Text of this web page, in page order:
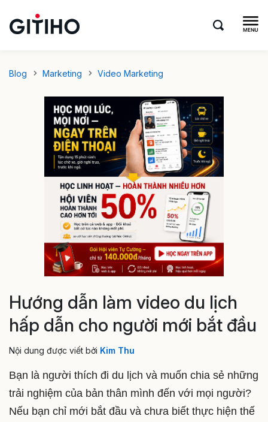
Blog Marketing Video Marketing
Hướng dẫn làm video du lịch
hấp dẫn cho người mới bắt đầu
Nội dung được viết bởi Kim Thu
Bạn là người thích đi du lịch và muốn chia sẻ những
trải nghiệm của bản thân mình đến với mọi người?
Nếu bạn chỉ mới bắt đầu và chưa biết thực hiện thế